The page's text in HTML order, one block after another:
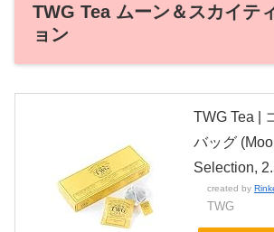
TWG Tea ムーン＆スカイテ
ョン
TWG Tea |
バッグ
Selection,
created by
TWG